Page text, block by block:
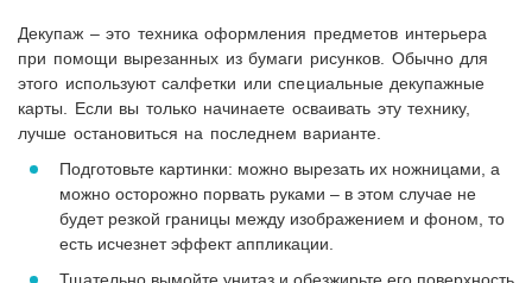
Декупаж – это техника оформления предметов интерьера
при помощи вырезанных из бумаги рисунков. Обычно для
этого используют салфетки или специальные декупажные
карты. Если вы только начинаете осваивать эту технику,
лучше остановиться на последнем варианте.
Подготовьте картинки: можно вырезать их ножницами, а
можно осторожно порвать руками – в этом случае не
будет резкой границы между изображением и фоном, то
есть исчезнет эффект аппликации.